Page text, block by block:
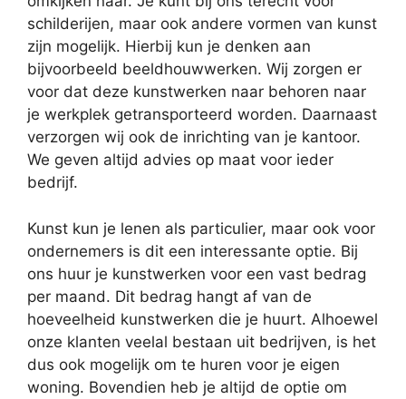
schilderijen, maar ook andere vormen van kunst
zijn mogelijk. Hierbij kun je denken aan
bijvoorbeeld beeldhouwwerken. Wij zorgen er
voor dat deze kunstwerken naar behoren naar
je werkplek getransporteerd worden. Daarnaast
verzorgen wij ook de inrichting van je kantoor.
We geven altijd advies op maat voor ieder
bedrijf.
Kunst kun je lenen als particulier, maar ook voor
ondernemers is dit een interessante optie. Bij
ons huur je kunstwerken voor een vast bedrag
per maand. Dit bedrag hangt af van de
hoeveelheid kunstwerken die je huurt. Alhoewel
onze klanten veelal bestaan uit bedrijven, is het
dus ook mogelijk om te huren voor je eigen
woning. Bovendien heb je altijd de optie om